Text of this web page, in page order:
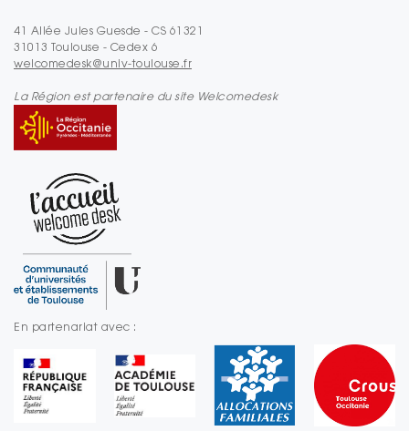
41 Allée Jules Guesde - CS 61321
31013 Toulouse - Cedex 6
welcomedesk@univ-toulouse.fr
La Région est partenaire du site Welcomedesk
En partenariat avec :